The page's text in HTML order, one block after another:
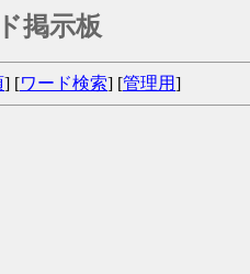
掲示板
] [ワード検索] [管理用]